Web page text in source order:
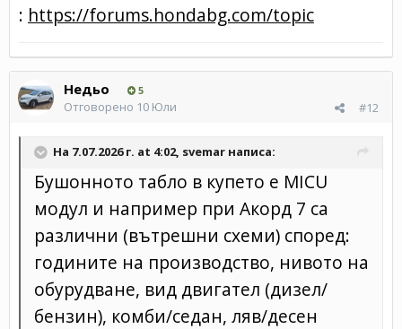
: https://forums.hondabg.com/topic
Недьо 5
#12
Отговорено 10 Юли
На 7.07.2026 г. at 4:02, svemar написа:
Бушонното табло в купето е MICU
модул и например при Акорд 7 са
различни (вътрешни схеми) според:
годините на производство, нивото на
обурудване, вид двигател (дизел/
бензин), комби/седан, ляв/десен